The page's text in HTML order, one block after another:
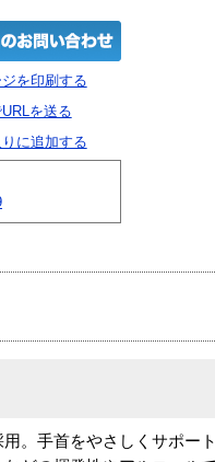
を印刷する
を送る
に追加する
。手首をやさしくサポー